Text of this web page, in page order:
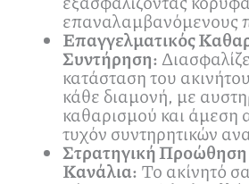
επαναλαμβανόμενους
Επαγγελματικός
Συντήρηση:
κατάσταση του
κάθε διαμονή, με
καθαρισμού και άμεση
τυχόν συντηρητικών
Στρατηγική
Κανάλια: Το ακίνητό